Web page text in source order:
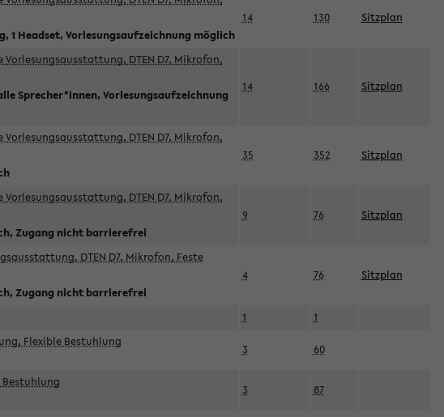
1 Headset, Vorlesungsaufzeichnung möglich
14 130 Sitzplan
DTEN D7, Mikrofon,
Sprecher*innen, Vorlesungsaufzeichnung
14 166 Sitzplan
DTEN D7, Mikrofon,
35 352 Sitzplan
DTEN D7, Mikrofon,
Zugang nicht barrierefrei
9 76 Sitzplan
DTEN D7, Mikrofon, Feste
Zugang nicht barrierefrei
4 76 Sitzplan
1 1
Flexible Bestuhlung
3 60
3 87